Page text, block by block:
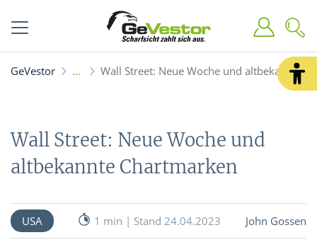
GeVestor Wall Street: Neue Woche und altbekannte
Wall Street: Neue Woche und
altbekannte Chartmarken
USA 1 min | Stand 24.04.2023 John Gossen